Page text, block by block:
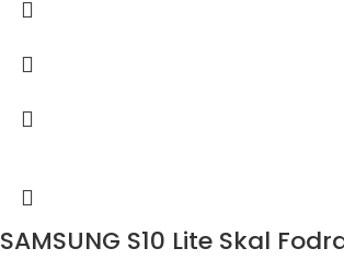
SAMSUNG S10 Lite Skal